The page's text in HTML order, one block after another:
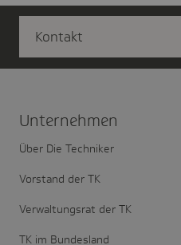
Kontakt
Unter­nehmen
Über Die Techniker
Vorstand der TK
Verwaltungsrat der TK
TK im Bundesland